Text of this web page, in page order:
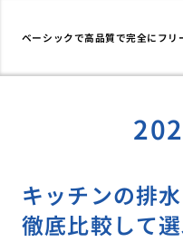
ベーシックで高品質で完全にフリ
キッチンの排
徹底比較して